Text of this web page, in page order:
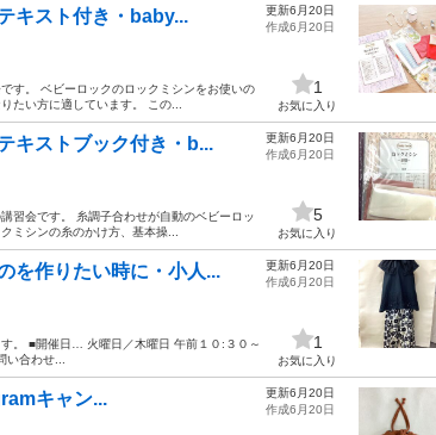
キスト付き・baby...
す。 ベビーロックのロックミシンをお使いの
たい方に適しています。 この...
更新6月20日
作成6月20日
1
お気に入り
キストブック付き・b...
習会です。 糸調子合わせが自動のベビーロッ
ミシンの糸のかけ方、基本操...
更新6月20日
作成6月20日
5
お気に入り
を作りたい時に・小人...
。 ■開催日… 火曜日／木曜日 午前１０:３０～
合わせ...
更新6月20日
作成6月20日
1
お気に入り
キャン...
更新6月20日
作成6月20日